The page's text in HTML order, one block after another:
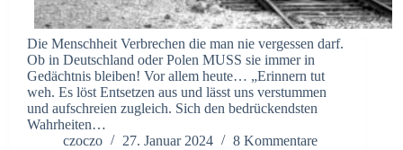
Die Menschheit Verbrechen die man nie vergessen darf.
Ob in Deutschland oder Polen MUSS sie immer in
Gedächtnis bleiben! Vor allem heute… „Erinnern tut
weh. Es löst Entsetzen aus und lässt uns verstummen
und aufschreien zugleich. Sich den bedrückendsten
Wahrheiten…
czoczo
27. Januar 2024 8 Kommentare